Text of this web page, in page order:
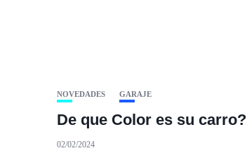
NOVEDADES GARAJE
De que Color es su carro?
02/02/2024